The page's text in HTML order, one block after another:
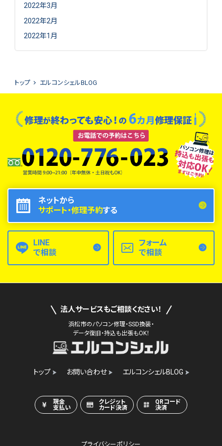
2022年3月
2022年2月
2022年1月
トップ エルコンシェルBLOG
ネットから
サポート・修理予約する
LINE
で相談
フォーム
で相談
法人サービスもご相談ください！
浜松市のパソコン修理・SSD換装・
データ復旧・持込も出張もOK！
トップ お問い合わせ エルコンシェルBLOG
現金
支払い
クレジット
カード決済
QRコード
決済
プライバシーポリシー